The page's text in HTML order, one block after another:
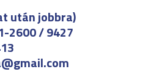
után jobbra)
2600 / 9427